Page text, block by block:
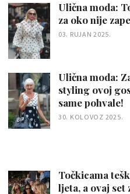
Ulična moda:
za oko nije
03. RUJAN 2025.
Ulična moda:
styling ovoj
same pohvale!
30. KOLOVOZ 2025.
Točkicama
ljeta, a ovaj